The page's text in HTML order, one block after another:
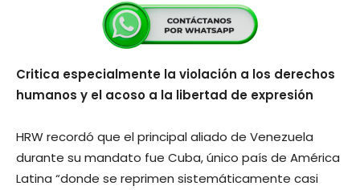
Critica especialmente la violación a los derechos
humanos y el acoso a la libertad de expresión
HRW recordó que el principal aliado de Venezuela
durante su mandato fue Cuba, único país de América
Latina “donde se reprimen sistemáticamente casi